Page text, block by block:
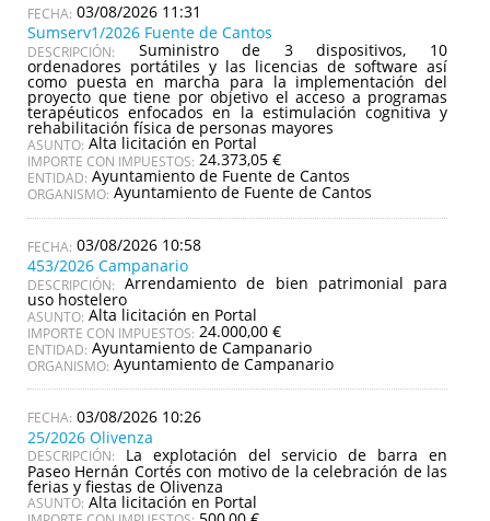
03/08/2026 11:31
Sumserv1/2026 Fuente de Cantos
DESCRIPCIÓN: Suministro de 3 dispositivos, 10
ordenadores portátiles y las licencias de software así
como puesta en marcha para la implementación del
proyecto que tiene por objetivo el acceso a programas
terapéuticos enfocados en la estimulación cognitiva y
rehabilitación física de personas mayores
ASUNTO: Alta licitación en Portal
IMPORTE CON IMPUESTOS: 24.373,05 €
ENTIDAD: Ayuntamiento de Fuente de Cantos
ORGANISMO: Ayuntamiento de Fuente de Cantos
03/08/2026 10:58
453/2026 Campanario
DESCRIPCIÓN: Arrendamiento de bien patrimonial para
uso hostelero
ASUNTO: Alta licitación en Portal
IMPORTE CON IMPUESTOS: 24.000,00 €
ENTIDAD: Ayuntamiento de Campanario
ORGANISMO: Ayuntamiento de Campanario
03/08/2026 10:26
25/2026 Olivenza
DESCRIPCIÓN: La explotación del servicio de barra en
Paseo Hernán Cortés con motivo de la celebración de las
ferias y fiestas de Olivenza
ASUNTO: Alta licitación en Portal